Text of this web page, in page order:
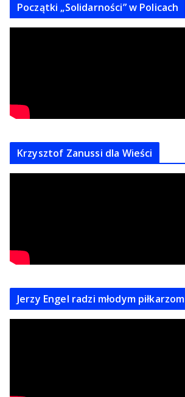
Początki „Solidarności” w Policach
Krzysztof Zanussi dla Wieści
Jerzy Engel radzi młodym piłkarzom